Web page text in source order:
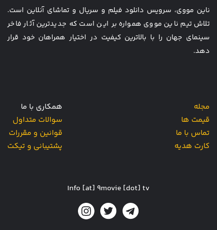
ناین مووی، سرویس دانلود فیلم و سریال و تماشای آنلاین است.
تلاش تیم ناین مووی همواره بر این است که جدیدترین آثار فاخر
سینمای جهان را با بالاترین کیفیت در اختیار همراهان خود قرار
دهد.
مجله
قیمت ها
تماس با ما
کارت هدیه
همکاری با ما
سوالات متداول
قوانین و مقررات
پشتیبانی و تیکت
Info [at] 9movie [dot] tv